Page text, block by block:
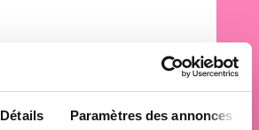
Détails Paramètres des annonces